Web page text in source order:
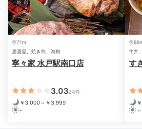
71m
居酒屋、焼き鳥、海鮮
寧々家 水戸駅南口店
3.0324件
￥3,000～￥3,999
-
牛丼
す